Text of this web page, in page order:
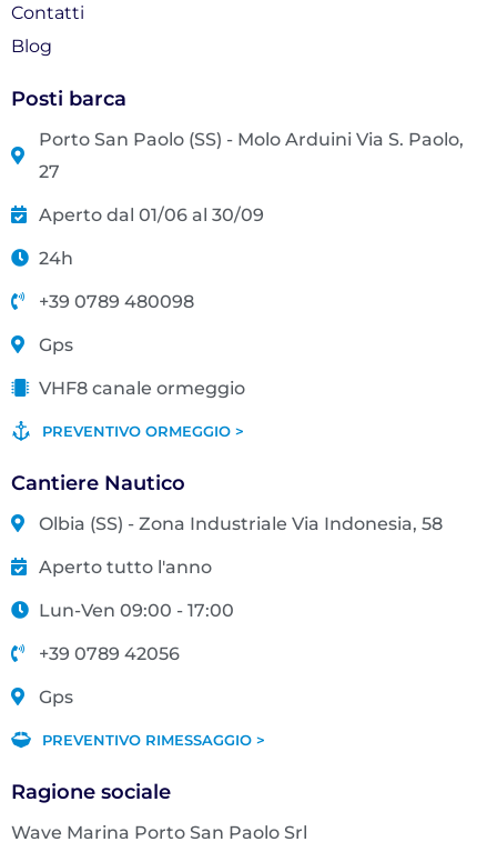
Contatti
Blog
Posti barca
Porto San Paolo (SS) - Molo Arduini Via S. Paolo,
27
Aperto dal 01/06 al 30/09
24h
+39 0789 480098
Gps
VHF8 canale ormeggio
PREVENTIVO ORMEGGIO >
Cantiere Nautico
Olbia (SS) - Zona Industriale Via Indonesia, 58
Aperto tutto l'anno
Lun-Ven 09:00 - 17:00
+39 0789 42056
Gps
PREVENTIVO RIMESSAGGIO >
Ragione sociale
Wave Marina Porto San Paolo Srl